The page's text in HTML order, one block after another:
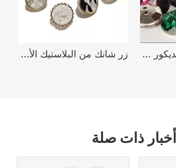
زر شانك من البلاستيك الأكريليك عالي الجودة 11.5 مم 12.5 مم للملابس مخصص الملابس الديكور جولة الاكريليك شقة الظهر حجر الراين كريستال الماس زر القميص
أخبار ذات صلة